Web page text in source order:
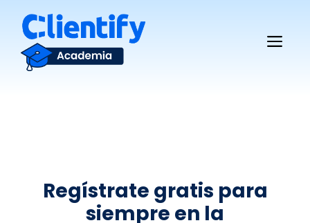
contenido
Regístrate gratis para
siempre en la